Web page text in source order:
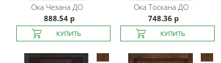
Ока Чезана ДО
888.54 р
Ока Тоскана ДО
748.36 р